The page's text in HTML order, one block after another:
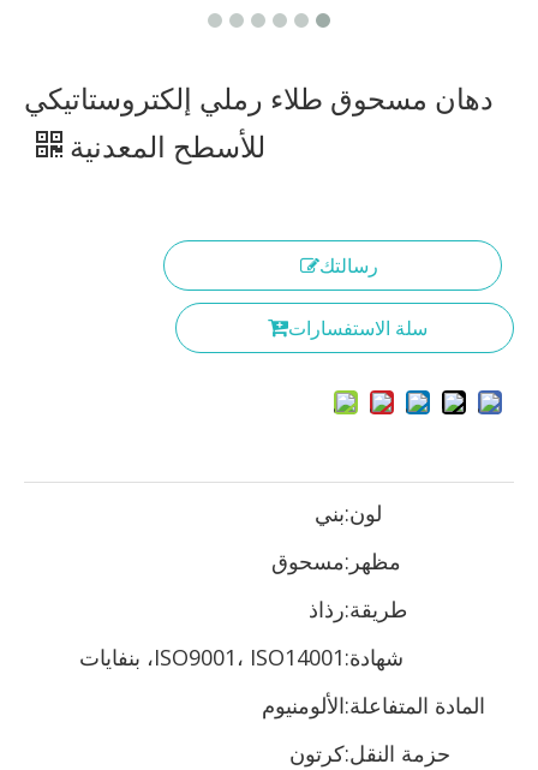
دهان مسحوق طلاء رملي إلكتروستاتيكي
للأسطح المعدنية
رسالتك
سلة الاستفسارات
لون:بني
مظهر:مسحوق
طريقة:رذاذ
شهادة:ISO9001، ISO14001، بنفايات
المادة المتفاعلة:الألومنيوم
حزمة النقل:كرتون